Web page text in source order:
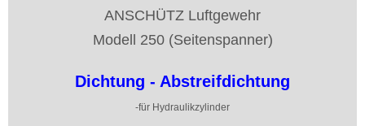
ANSCHÜTZ Luftgewehr
Modell 250 (Seitenspanner)
Dichtung - Abstreifdichtung
-für Hydraulikzylinder